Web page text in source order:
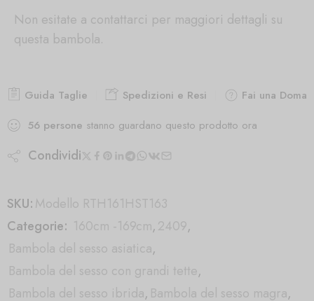
Non esitate a contattarci per maggiori dettagli su
questa bambola.
Guida Taglie Spedizioni e Resi
Fai una
56 persone stanno guardano questo prodotto ora
Condividi
SKU:Modello RTH161HST163
Categorie: 160cm -169cm,2409,
Bambola del sesso asiatica,
Bambola del sesso con grandi tette,
Bambola del sesso ibrida, Bambola del sesso magra,